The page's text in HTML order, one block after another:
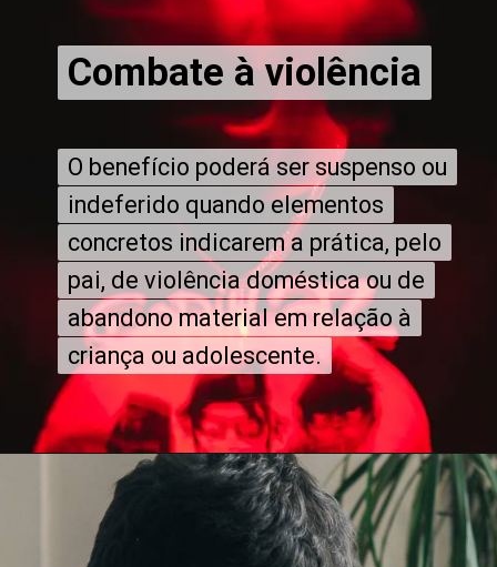
O benefício poderá ser suspenso ou
indeferido quando elementos
concretos indicarem a prática, pelo
pai, de violência doméstica ou de
abandono material em relação à
criança ou adolescente.
O benefício poderá ser suspenso ou
indeferido quando elementos
concretos indicarem a prática, pelo
pai, de violência doméstica ou de
abandono material em relação à
criança ou adolescente.
Combate à violência
Combate à violência